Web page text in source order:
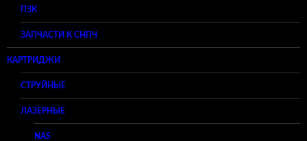
ПЗК
ЗАПЧАСТИ К СНПЧ
КАРТРИДЖИ
СТРУЙНЫЕ
ЛАЗЕРНЫЕ
NAS